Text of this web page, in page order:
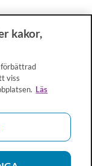
kakor,
förbättrad
viss
Läs